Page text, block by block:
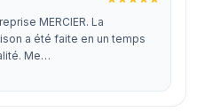
MERCIER. La
a été faite en un temps
Me…